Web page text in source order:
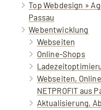
Top Webdesign »
Passau
Webentwicklung
Webseiten
Online-Shops
Webseiten,
NETPROFIT aus
Aktualisierung,